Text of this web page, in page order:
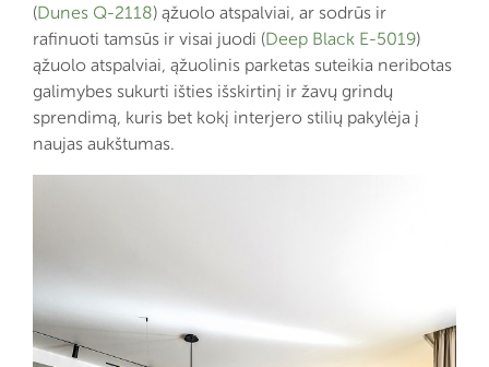
(Dunes Q-2118) ąžuolo atspalviai, ar sodrūs ir
rafinuoti tamsūs ir visai juodi (Deep Black E-5019)
ąžuolo atspalviai, ąžuolinis parketas suteikia neribotas
galimybes sukurti išties išskirtinį ir žavų grindų
sprendimą, kuris bet kokį interjero stilių pakylėja į
naujas aukštumas.